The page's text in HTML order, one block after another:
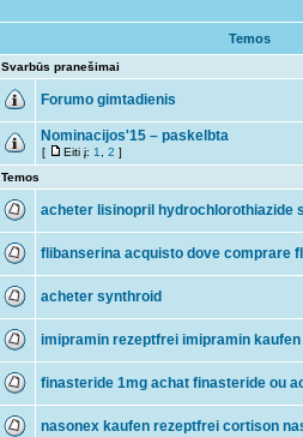
Temos
Svarbūs pranešimai
Forumo gimtadienis
Nominacijos'15 – paskelbta
[ Eiti į: 1 2 ]
Temos
acheter lisinopril hydrochlorothiazide
flibanserina acquisto dove comprare
acheter synthroid
imipramin rezeptfrei imipramin kaufen
finasteride 1mg achat finasteride ou
nasonex kaufen rezeptfrei cortison